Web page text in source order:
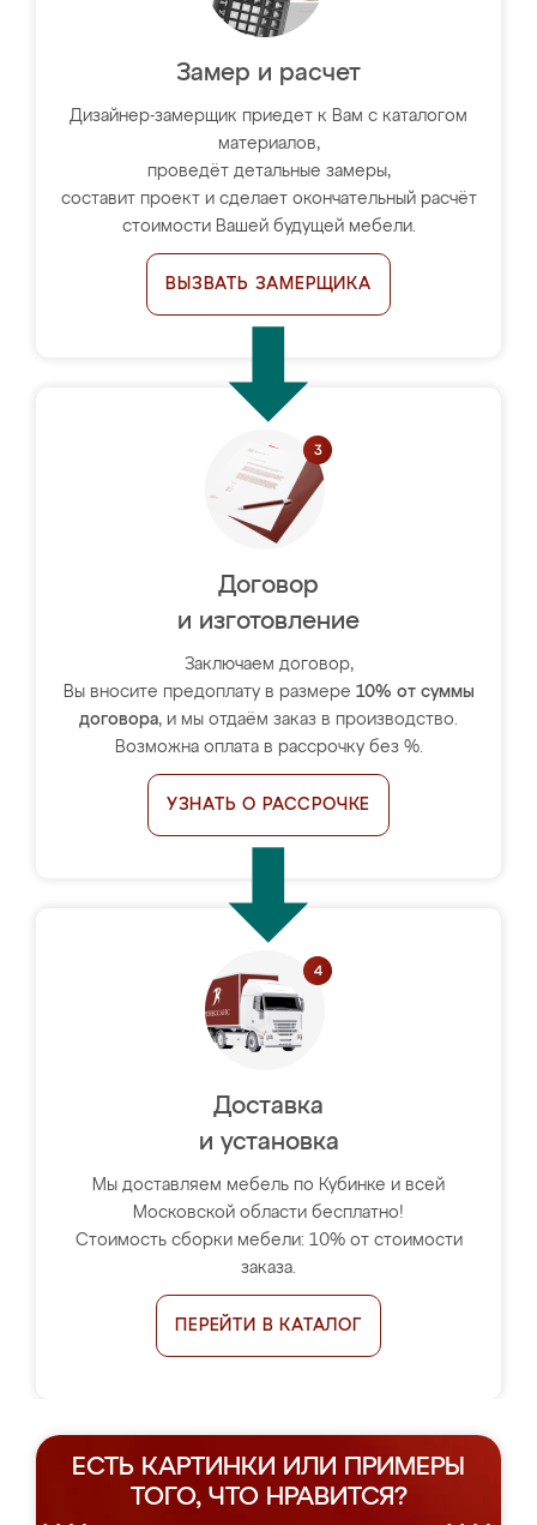
Замер и расчет
Дизайнер-замерщик приедет к Вам с каталогом
материалов,
проведёт детальные замеры,
составит проект и сделает окончательный расчёт
стоимости Вашей будущей мебели.
ВЫЗВАТЬ ЗАМЕРЩИКА
Договор
и изготовление
Заключаем договор,
Вы вносите предоплату в размере 10% от суммы
договора, и мы отдаём заказ в производство.
Возможна оплата в рассрочку без %.
УЗНАТЬ О РАССРОЧКЕ
Доставка
и установка
Мы доставляем мебель по Кубинке и всей
Московской области бесплатно!
Стоимость сборки мебели: 10% от стоимости
заказа.
ПЕРЕЙТИ В КАТАЛОГ
ЕСТЬ КАРТИНКИ ИЛИ ПРИМЕРЫ
ТОГО, ЧТО НРАВИТСЯ?